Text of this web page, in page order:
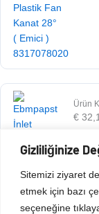
Gizliliğinize
Sitemizi ziyaret
etmek için bazı
seçeneğine
Ürün
€